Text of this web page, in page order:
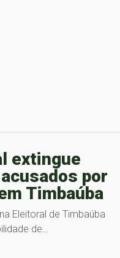
extingue
por
Timbaúba
Eleitoral de Timbaúba
de…